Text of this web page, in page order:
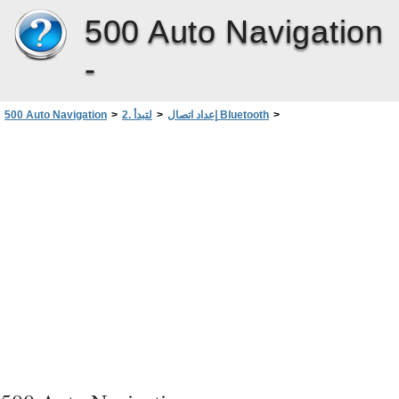
500 Auto Navigation
-
500 Auto Navigation > 2. لتبدأ > إعداد اتصال Bluetooth >